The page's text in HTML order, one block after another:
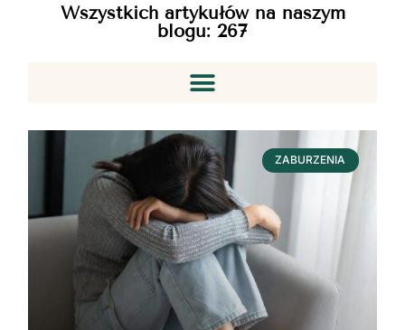
Wszystkich artykułów na naszym
blogu: 267
ZABURZENIA